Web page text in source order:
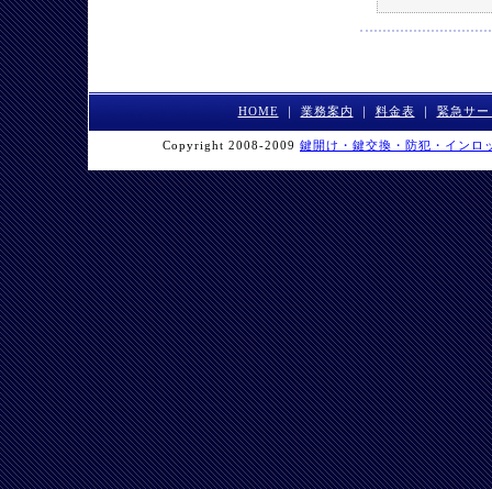
HOME ｜ 業務案内 ｜ 料金表 ｜ 緊急サー
Copyright 2008-2009 鍵開け・鍵交換・防犯・インロ